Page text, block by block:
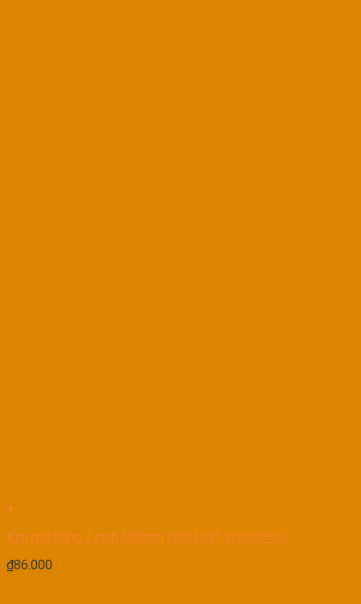
+
Kìm mũi bằng 7 inch 180mm W031091 WORKPRO
₫86.000